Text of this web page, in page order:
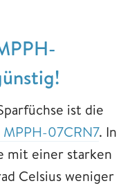
ist die
07CRN7. In
mit einer starken
Celsius weniger